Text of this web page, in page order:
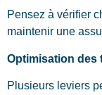
Pensez à vérifier
maintenir une
Optimisation des
Plusieurs leviers